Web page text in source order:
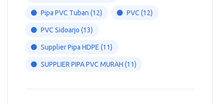
Pipa PVC Tuban (12) PVC (12)
PVC Sidoarjo (13)
Supplier Pipa HDPE (11)
SUPPLIER PIPA PVC MURAH (11)